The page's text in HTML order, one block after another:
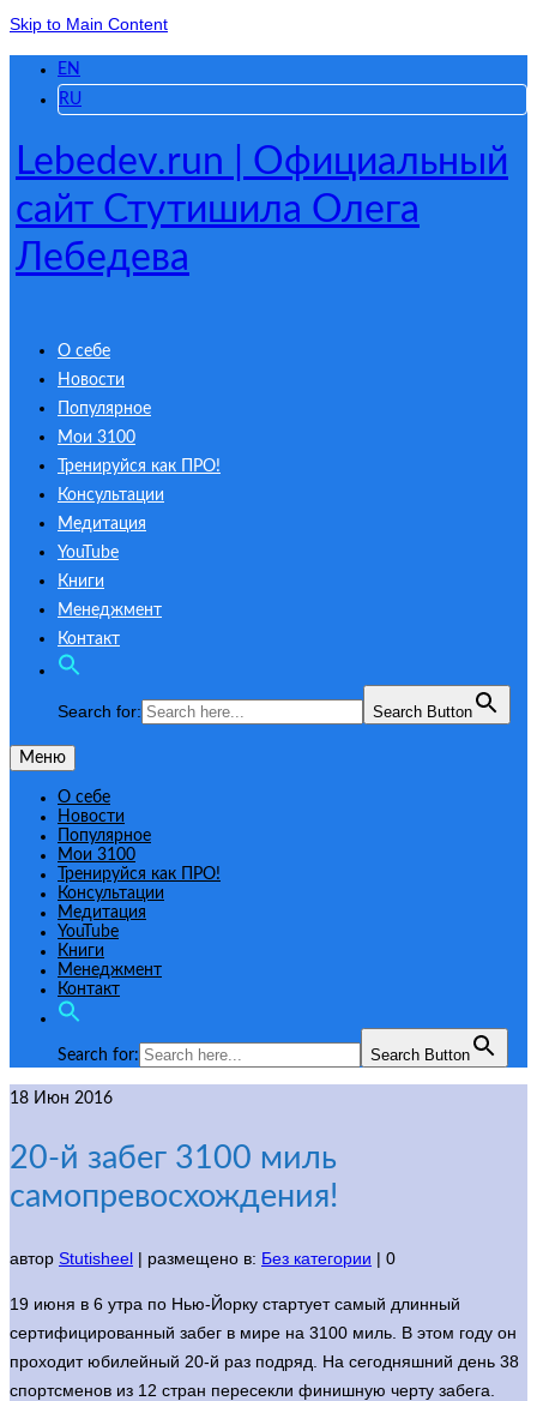
Skip to Main Content
EN
RU
Lebedev.run | Официальный
сайт Стутишила Олега
Лебедева
О себе
Новости
Популярное
Мои 3100
Тренируйся как ПРО!
Консультации
Медитация
YouTube
Книги
Менеджмент
Контакт
Search for: Search Button
Меню
О себе
Новости
Популярное
Мои 3100
Тренируйся как ПРО!
Консультации
Медитация
YouTube
Книги
Менеджмент
Контакт
Search for: Search Button
18 Июн 2016
20-й забег 3100 миль
самопревосхождения!
автор Stutisheel | размещено в: Без категории | 0
19 июня в 6 утра по Нью-Йорку стартует самый длинный
сертифицированный забег в мире на 3100 миль. В этом году он
проходит юбилейный 20-й раз подряд. На сегодняшний день 38
спортсменов из 12 стран пересекли финишную черту забега.